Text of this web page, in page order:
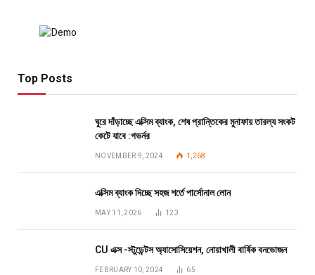
Top Posts
ঘুরে দাঁড়াচ্ছে এক্সিম ব্যাংক, শেষ প্রান্তিকের মুনাফায় তারল্য সংকট
কেটে যাবে :গভর্নর
NOVEMBER 9, 2024 1,268
এক্সিম ব্যাংক দিচ্ছে সহজ শর্তে পার্সোনাল লোন
MAY 11, 2026 123
CU এক্স -স্টুডেন্টস অ্যাসোসিয়েশন, নোয়াখালী বার্ষিক বনভোজন
FEBRUARY 10, 2024 65